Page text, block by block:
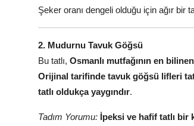
Şeker oranı dengeli olduğu için ağır bir
2. Mudurnu Tavuk Göğsü
Bu tatlı, Osmanlı mutfağının en
Orijinal tarifinde tavuk göğsü lifleri
tatlı oldukça yaygındır.
Tadım Yorumu: İpeksi ve hafif tatlı bir